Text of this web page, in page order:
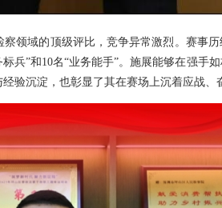
领域的顶级评比，竞争异常激烈。赛事历
兵”和10名“业务能手”。施展能够在强手
验沉淀，也彰显了其在赛场上沉着应战、